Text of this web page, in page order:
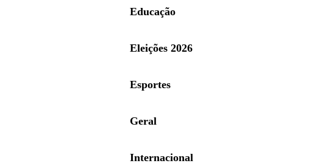
Educação
Eleições 2026
Esportes
Geral
Internacional